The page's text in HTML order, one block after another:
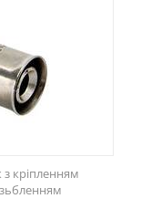
з кріпленням